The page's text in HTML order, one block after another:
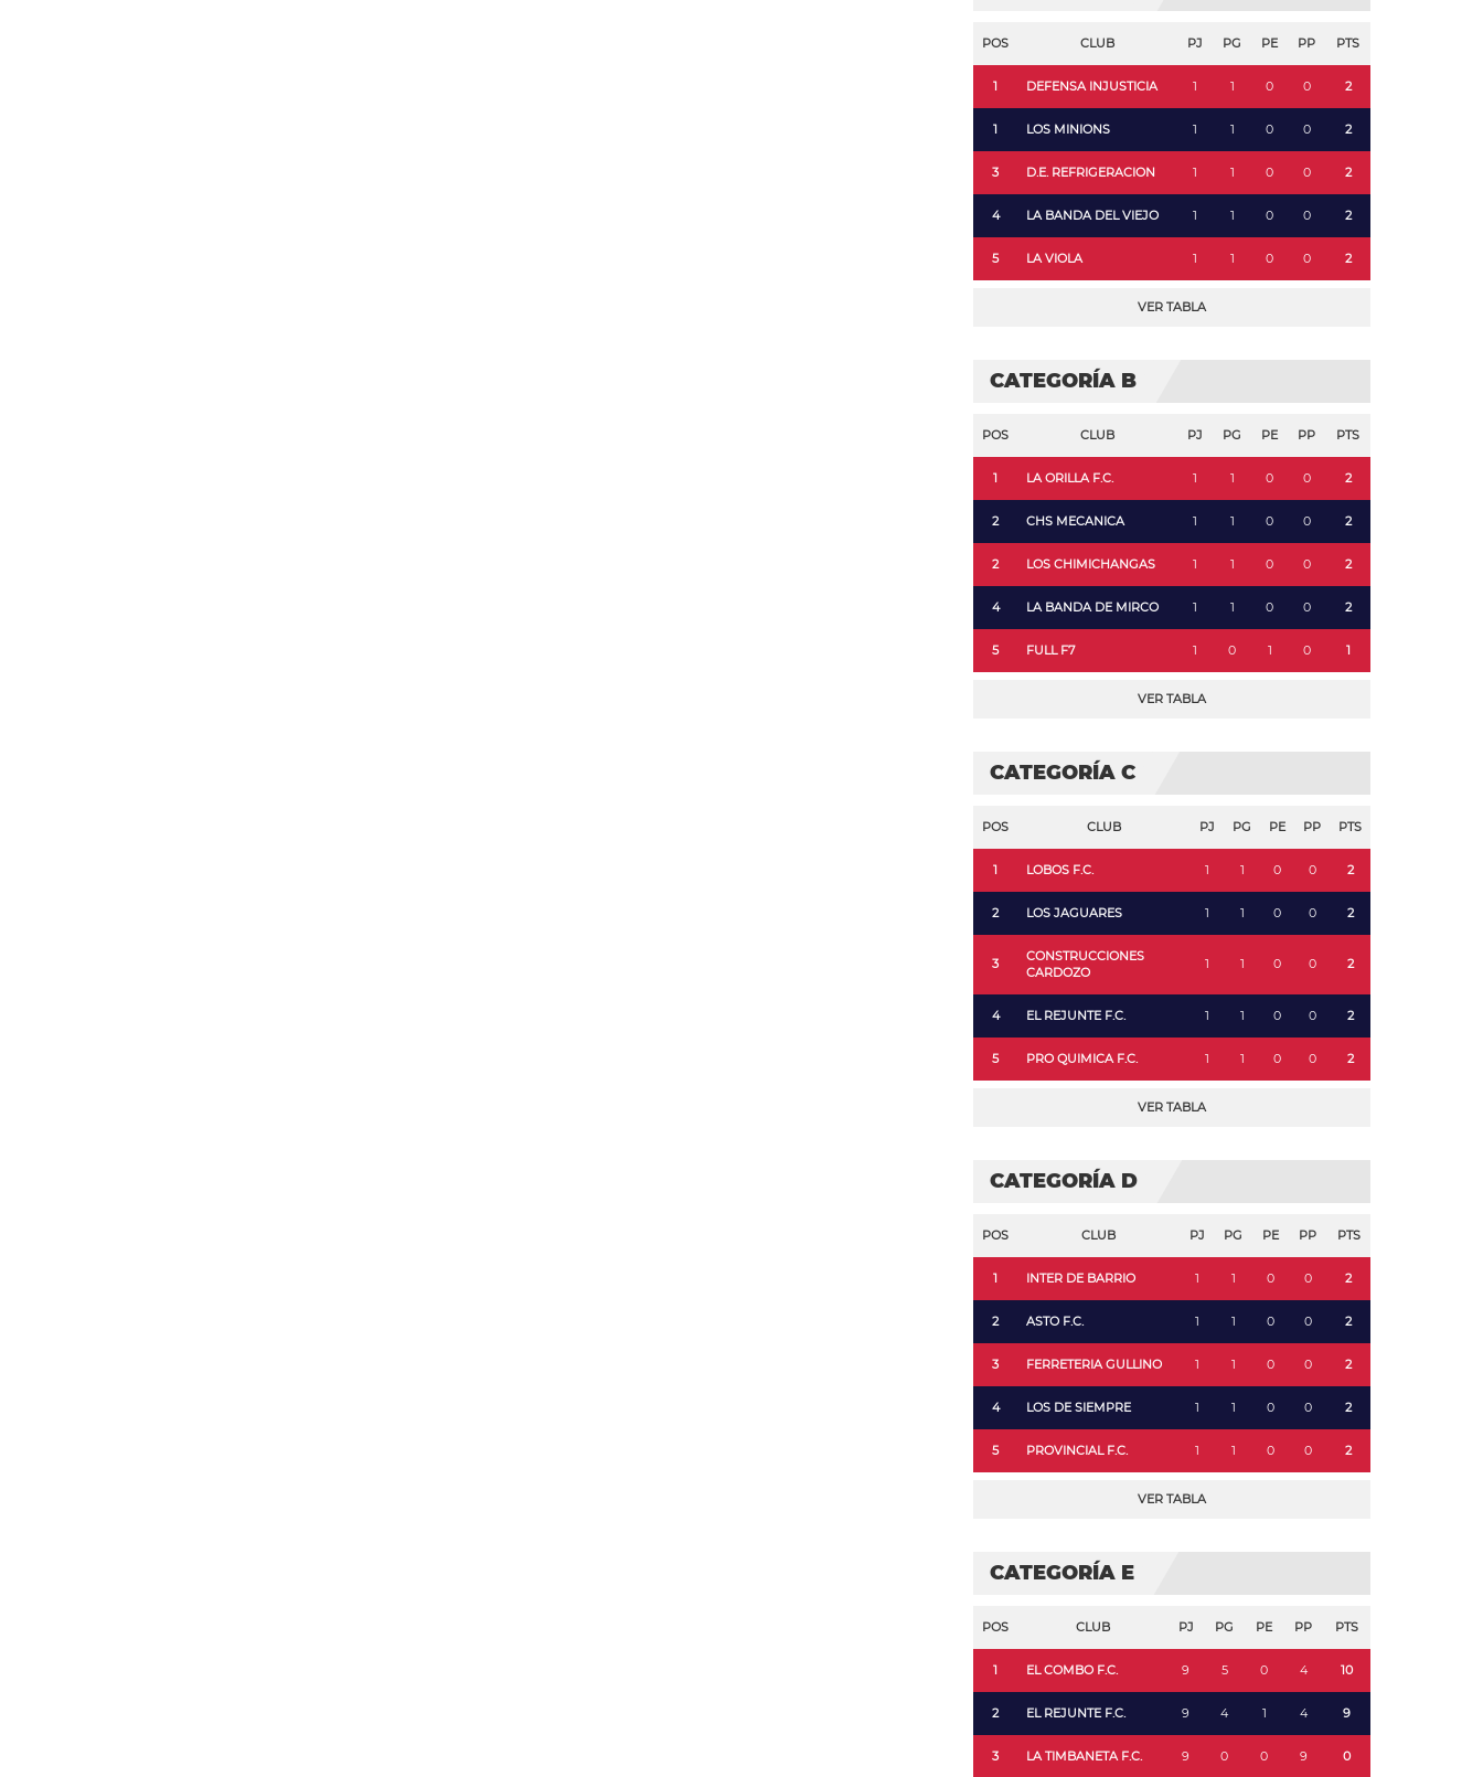
POS CLUB PJ PG PE PP PTS
1 DEFENSA INJUSTICIA 1 1 0 0 2
1 LOS MINIONS 1 1 0 0 2
3 D.E. REFRIGERACION 1 1 0 0 2
4 LA BANDA DEL VIEJO 1 1 0 0 2
5 LA VIOLA 1 1 0 0 2
VER TABLA
CATEGORÍA B
POS CLUB PJ PG PE PP PTS
1 LA ORILLA F.C. 1 1 0 0 2
2 CHS MECANICA 1 1 0 0 2
2 LOS CHIMICHANGAS 1 1 0 0 2
4 LA BANDA DE MIRCO 1 1 0 0 2
5 FULL F7 1 0 1 0 1
VER TABLA
CATEGORÍA C
POS CLUB PJ PG PE PP PTS
1 LOBOS F.C. 1 1 0 0 2
2 LOS JAGUARES 1 1 0 0 2
3
CONSTRUCCIONES
CARDOZO
1 1 0 0 2
4 EL REJUNTE F.C. 1 1 0 0 2
5 PRO QUIMICA F.C. 1 1 0 0 2
VER TABLA
CATEGORÍA D
POS CLUB PJ PG PE PP PTS
1 INTER DE BARRIO 1 1 0 0 2
2 ASTO F.C. 1 1 0 0 2
3 FERRETERIA GULLINO 1 1 0 0 2
4 LOS DE SIEMPRE 1 1 0 0 2
5 PROVINCIAL F.C. 1 1 0 0 2
VER TABLA
CATEGORÍA E
POS CLUB PJ PG PE PP PTS
1 EL COMBO F.C. 9 5 0 4 10
2 EL REJUNTE F.C. 9 4 1 4 9
3 LA TIMBANETA F.C. 9 0 0 9 0